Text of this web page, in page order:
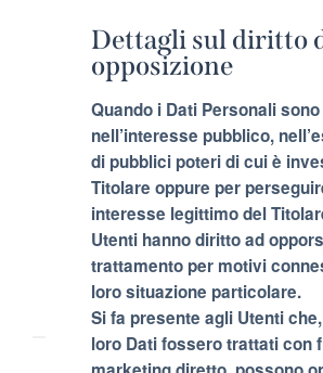
Dettagli sul diritto
opposizione
Quando i Dati Personali
nell’interesse pubblico,
di pubblici poteri di cui è
Titolare oppure per
interesse legittimo del
Utenti hanno diritto ad
trattamento per motivi
loro situazione particolare.
Si fa presente agli Utenti
loro Dati fossero trattati con